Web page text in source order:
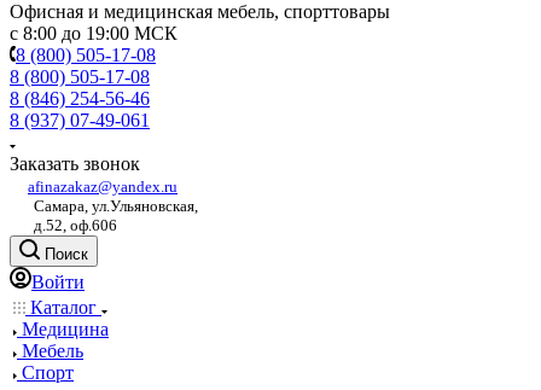
Офисная и медицинская мебель, спорттовары
с 8:00 до 19:00 МСК
8 (800) 505-17-08
8 (800) 505-17-08
8 (846) 254-56-46
8 (937) 07-49-061
Заказать звонок
afinazakaz@yandex.ru
Самара, ул.Ульяновская,
д.52, оф.606
Поиск
Войти
Каталог
Медицина
Мебель
Спорт